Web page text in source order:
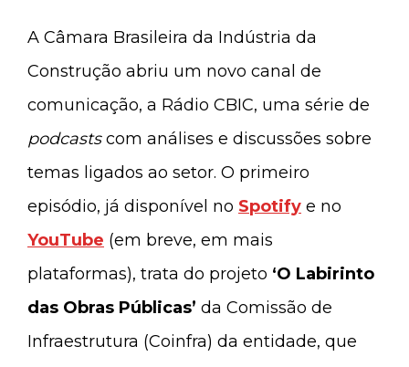
A Câmara Brasileira da Indústria da
Construção abriu um novo canal de
comunicação, a Rádio CBIC, uma série de
podcastscom análises e discussões sobre
temas ligados ao setor. O primeiro
episódio, já disponível no Spotify e no
YouTube (em breve, em mais
plataformas), trata do projeto ‘O Labirinto
das Obras Públicas’ da Comissão de
Infraestrutura (Coinfra) da entidade, que